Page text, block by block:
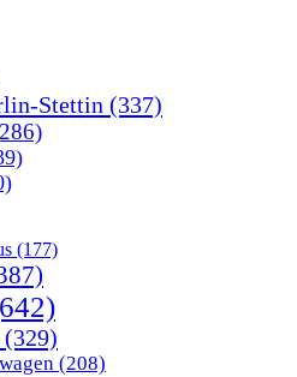
Stettin (337)
(177)
(329)
(208)